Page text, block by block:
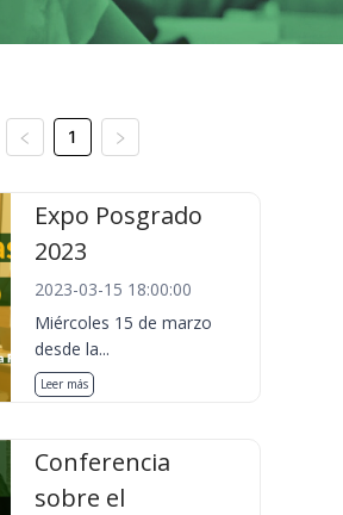
1
Expo Posgrado
2023
2023-03-15 18:00:00
Miércoles 15 de marzo
desde la...
Leer más
Conferencia
sobre el